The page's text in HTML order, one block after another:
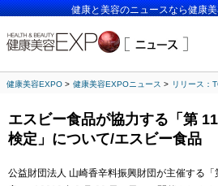
健康と美容のニュースなら健康
健康美容EXPO 健康美容EXPOニュース リリース：
エスビー食品が協力する「第
検定」について/エスビー食品
公益財団法人 山崎香辛料振興財団が主催する